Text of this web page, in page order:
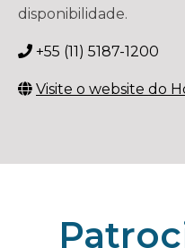
disponibilidade.
+55 (11) 5187-1200
Visite o website do